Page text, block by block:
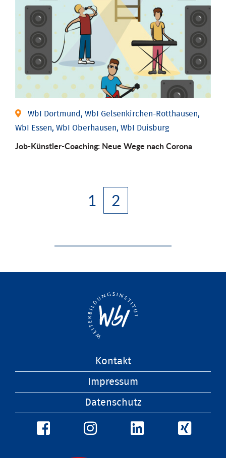
WbI Dortmund, WbI Gelsenkirchen-Rotthausen,
WbI Essen, WbI Oberhausen, WbI Duisburg
Job-Künstler-Coaching: Neue Wege nach Corona
1 2
Kontakt
Impressum
Datenschutz